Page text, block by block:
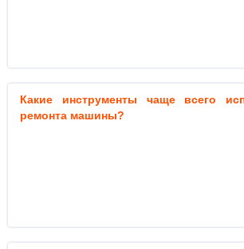
Какие инструменты чаще всего
ремонта машины?